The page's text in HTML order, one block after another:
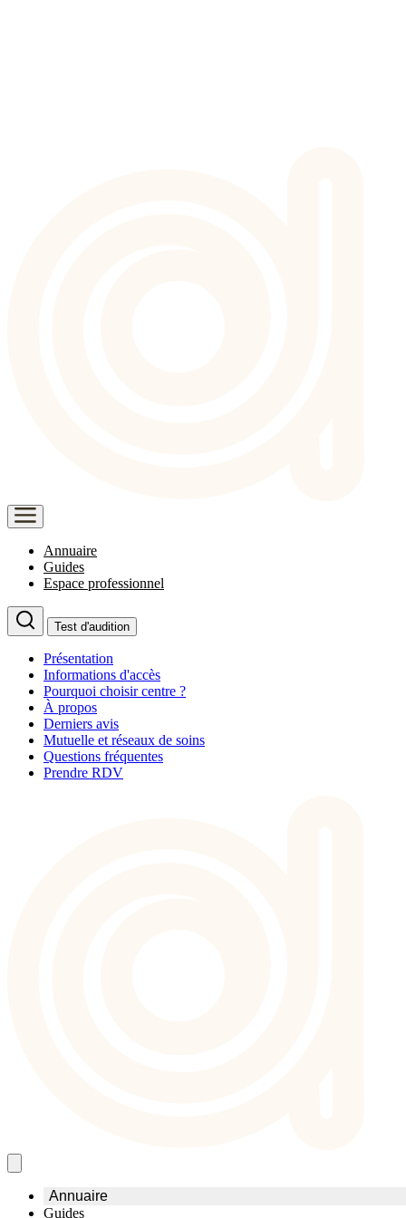
Annuaire
Guides
Espace professionnel
Test d'audition
Présentation
Informations d'accès
Pourquoi choisir centre ?
À propos
Derniers avis
Mutuelle et réseaux de soins
Questions fréquentes
Prendre RDV
Annuaire
Guides